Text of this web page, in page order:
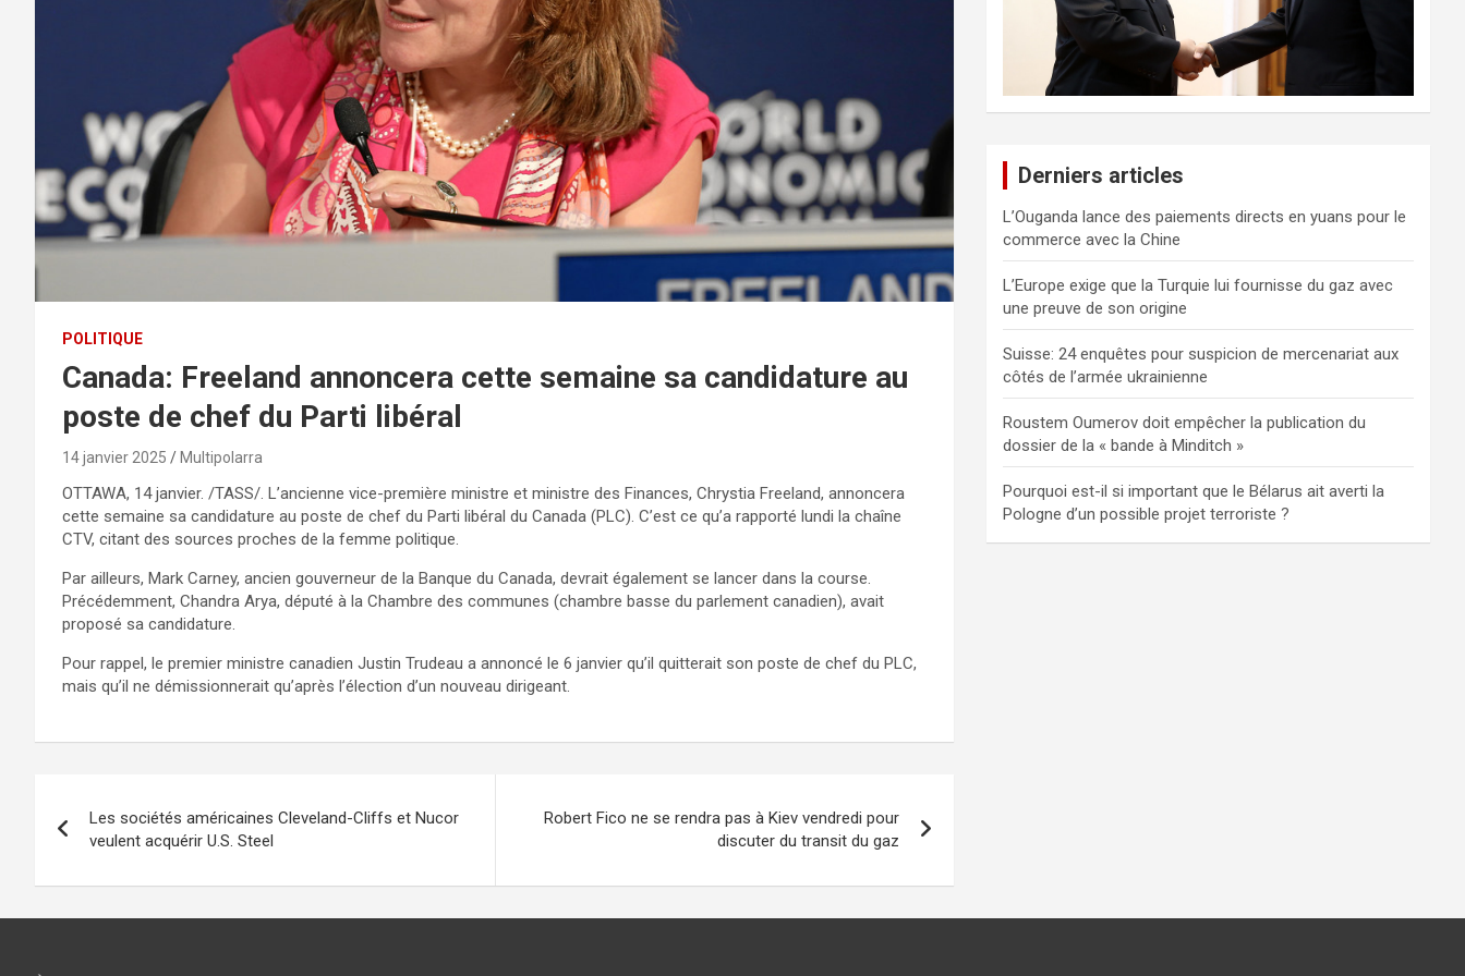
POLITIQUE
Canada: Freeland annoncera cette semaine sa candidature au
poste de chef du Parti libéral
14 janvier 2025 Multipolarra
OTTAWA, 14 janvier. /TASS/. L’ancienne vice-première ministre et ministre des Finances, Chrystia Freeland, annoncera
cette semaine sa candidature au poste de chef du Parti libéral du Canada (PLC). C’est ce qu’a rapporté lundi la chaîne
CTV, citant des sources proches de la femme politique.
Par ailleurs, Mark Carney, ancien gouverneur de la Banque du Canada, devrait également se lancer dans la course.
Précédemment, Chandra Arya, député à la Chambre des communes (chambre basse du parlement canadien), avait
proposé sa candidature.
Pour rappel, le premier ministre canadien Justin Trudeau a annoncé le 6 janvier qu’il quitterait son poste de chef du PLC,
mais qu’il ne démissionnerait qu’après l’élection d’un nouveau dirigeant.
de
l’article
Les sociétés américaines Cleveland-Cliffs et Nucor
veulent acquérir U.S. Steel
Robert Fico ne se rendra pas à Kiev vendredi pour
discuter du transit du gaz
Derniers articles
L’Ouganda lance des paiements directs en yuans pour le
commerce avec la Chine
L’Europe exige que la Turquie lui fournisse du gaz avec
une preuve de son origine
Suisse: 24 enquêtes pour suspicion de mercenariat aux
côtés de l’armée ukrainienne
Roustem Oumerov doit empêcher la publication du
dossier de la « bande à Minditch »
Pourquoi est-il si important que le Bélarus ait averti la
Pologne d’un possible projet terroriste ?